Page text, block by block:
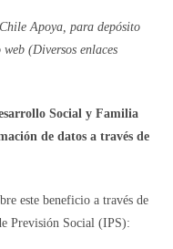
Apoya, para depósito
(Diversos enlaces
Social y Familia
de datos a través de
este beneficio a través de
Previsión Social (IPS):